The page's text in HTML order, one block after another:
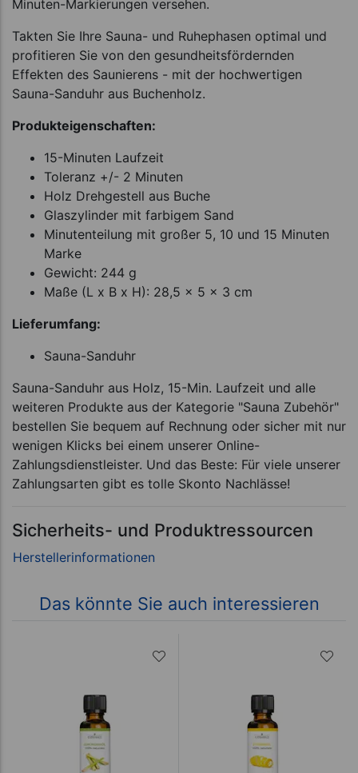
Minuten-Markierungen versehen.
Takten Sie Ihre Sauna- und Ruhephasen optimal und
profitieren Sie von den gesundheitsfördernden
Effekten des Saunierens - mit der hochwertigen
Sauna-Sanduhr aus Buchenholz.
Produkteigenschaften:
15-Minuten Laufzeit
Toleranz +/- 2 Minuten
Holz Drehgestell aus Buche
Glaszylinder mit farbigem Sand
Minutenteilung mit großer 5, 10 und 15 Minuten
Marke
Gewicht: 244 g
Maße (L x B x H): 28,5 x 5 x 3 cm
Lieferumfang:
Sauna-Sanduhr
Sauna-Sanduhr aus Holz, 15-Min. Laufzeit und alle
weiteren Produkte aus der Kategorie "Sauna Zubehör"
bestellen Sie bequem auf Rechnung oder sicher mit nur
wenigen Klicks bei einem unserer Online-
Zahlungsdienstleister. Und das Beste: Für viele unserer
Zahlungsarten gibt es tolle Skonto Nachlässe!
Sicherheits- und Produktressourcen
Das könnte Sie auch interessieren